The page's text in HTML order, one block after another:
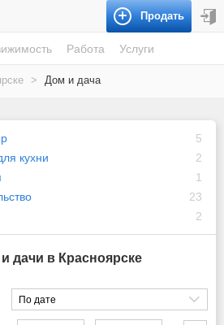
Продать
Работа Услуги
> Дом и дача
5
кухни
2
1
23
2
дачи в Красноярске
По дате